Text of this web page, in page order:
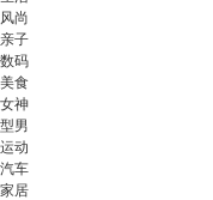
风尚
亲子
数码
美食
女神
型男
运动
汽车
家居